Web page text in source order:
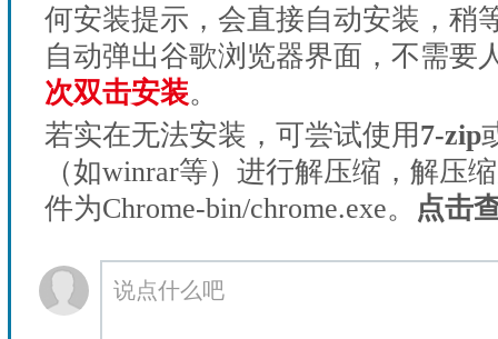
何安装提示，会直接自动安装，稍
自动弹出谷歌浏览器界面，不需要
次双击安装。
若实在无法安装，可尝试使用7-zip
（如winrar等）进行解压缩，解压
件为Chrome-bin/chrome.exe。
点击
说点什么吧